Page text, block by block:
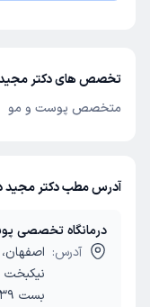
تخصص های دکتر
متخصص پوست و مو
آدرس مطب دکتر مجید
درمانگاه تخصصی
آدرس: